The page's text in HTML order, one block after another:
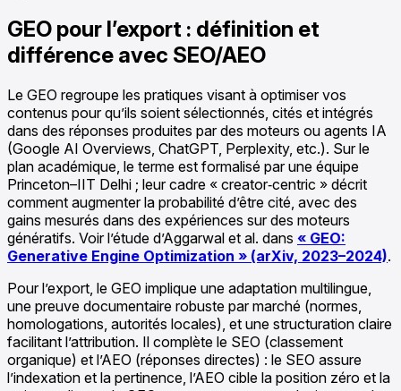
GEO pour l’export : définition et
différence avec SEO/AEO
Le GEO regroupe les pratiques visant à optimiser vos
contenus pour qu’ils soient sélectionnés, cités et intégrés
dans des réponses produites par des moteurs ou agents IA
(Google AI Overviews, ChatGPT, Perplexity, etc.). Sur le
plan académique, le terme est formalisé par une équipe
Princeton–IIT Delhi ; leur cadre « creator‑centric » décrit
comment augmenter la probabilité d’être cité, avec des
gains mesurés dans des expériences sur des moteurs
génératifs. Voir l’étude d’Aggarwal et al. dans « GEO:
Generative Engine Optimization » (arXiv, 2023–2024).
Pour l’export, le GEO implique une adaptation multilingue,
une preuve documentaire robuste par marché (normes,
homologations, autorités locales), et une structuration claire
facilitant l’attribution. Il complète le SEO (classement
organique) et l’AEO (réponses directes) : le SEO assure
l’indexation et la pertinence, l’AEO cible la position zéro et la